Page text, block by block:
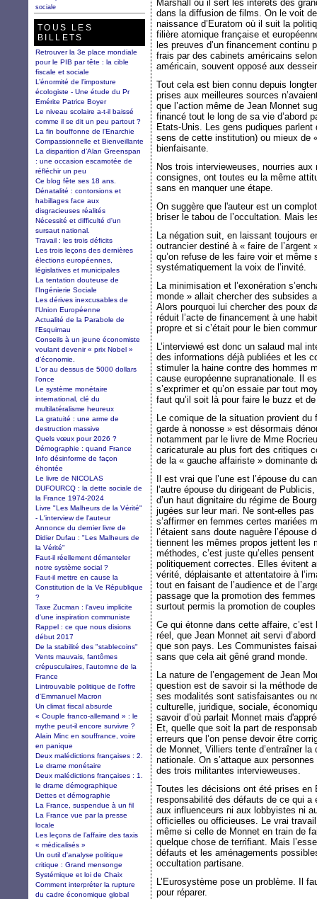
Marshall où il sert les intérêts des
dans la diffusion de films. On le voit
naissance d’Euratom où il suit la
filière atomique française et
les preuves d’un financement continu
frais par des cabinets américains
américain, souvent opposé aux
Tout cela est bien connu depuis
prises aux meilleures sources
que l’action même de Jean Monnet
financé tout le long de sa vie d’abord
Etats-Unis. Les gens pudiques
sens de cette institution) ou mieux de
bienfaisante.
Nos trois intervieweuses, nourries
consignes, ont toutes eu la même
sans en manquer une étape.
On suggère que l'auteur est un
briser le tabou de l’occultation. Mais
La négation suit, en laissant toujours
outrancier destiné à « faire de
qu’on refuse de les faire voir et
systématiquement la voix de l’invité.
La minimisation et l’exonération
monde » allait chercher des subsides
Alors pourquoi lui chercher des poux
réduit l’acte de financement à une
propre et si c’était pour le bien
L’interviewé est donc un salaud mal
des informations déjà publiées et les
stimuler la haine contre des hommes
cause européenne supranationale. Il
s’exprimer et qu’on essaie par tout
faut qu’il soit là pour faire le buzz et
Le comique de la situation provient
garde à nonosse » est désormais
notamment par le livre de Mme
caricaturale au plus fort des critiques
de la « gauche affairiste » dominante
Il est vrai que l’une est l’épouse du
l’autre épouse du dirigeant de
d’un haut dignitaire du régime de
jugées sur leur mari. Ne sont-elles
s’affirmer en femmes certes mariées
l’étaient sans doute naguère
tiennent les mêmes propos jettent les
méthodes, c’est juste qu’elles
politiquement correctes. Elles évitent
vérité, déplaisante et attentatoire à
tout en faisant de l’audience et de
passage que la promotion des
surtout permis la promotion de
Ce qui étonne dans cette affaire,
réel, que Jean Monnet ait servi
que son pays. Les Communistes
sans que cela ait gêné grand monde.
La nature de l’engagement de Jean
question est de savoir si la méthode
ses modalités sont satisfaisantes ou
culturelle, juridique, sociale,
savoir d’où parlait Monnet mais
Et, quelle que soit la part de
erreurs que l’on pense devoir être
de Monnet, Villiers tente d’entraîner la
nationale. On s’attaque aux
des trois militantes intervieweuses.
Toutes les décisions ont été prises en
responsabilité des défauts de ce qui
aux influenceurs ni aux lobbyistes ni
officielles ou officieuses. Le vrai
même si celle de Monnet en train de
quelque chose de terrifiant. Mais
défauts et les aménagements
occultation partisane.
L’Eurosystème pose un problème. Il
pour réparer.
sociale
TOUS LES
BILLETS
Retrouver la 3e place mondiale
pour le PIB par tête : la cible
fiscale et sociale
L’énormité de l’imposture
écologiste - Une étude du Pr
Emérite Patrice Boyer
Le niveau scolaire a-t-il baissé
comme il se dit un peu partout ?
La fin bouffonne de l’Enarchie
Compassionnelle et Bienveillante
La disparition d’Alan Greenspan
: une occasion escamotée de
réfléchir un peu
Ce blog fête ses 18 ans.
Dénatalité : contorsions et
habillages face aux
disgracieuses réalités
Nécessité et difficulté d'un
sursaut national.
Travail : les trois déficits
Les trois leçons des dernières
élections européennes,
législatives et municipales
La tentation douteuse de
l’Ingénierie Sociale
Les dérives inexcusables de
l'Union Européenne
Actualité de la Parabole de
l'Esquimau
Conseils à un jeune économiste
voulant devenir « prix Nobel »
d’économie.
L'or au dessus de 5000 dollars
l'once
Le système monétaire
international, clé du
multilatéralisme heureux
La gratuité : une arme de
destruction massive
Quels vœux pour 2026 ?
Démographie : quand France
Info désinforme de façon
éhontée
Le livre de NICOLAS
DUFOURCQ : la dette sociale de
la France 1974-2024
Livre "Les Malheurs de la Vérité"
- L'interview de l'auteur
Annonce du dernier livre de
Didier Dufau : "Les Malheurs de
la Vérité"
Faut-il réellement démanteler
notre système social ?
Faut-il mettre en cause la
Constitution de la Ve République
?
Taxe Zucman : l'aveu implicite
d'une inspiration communiste
Rappel : ce que nous disions
début 2017
De la stabilité des "stablecoins"
Vents mauvais, fantômes
crépusculaires, l’automne de la
France
Lintrouvable politique de l'offre
d'Emmanuel Macron
Un climat fiscal absurde
« Couple franco-allemand » : le
mythe peut-il encore survivre ?
Alain Minc en souffrance, voire
en panique
Deux malédictions françaises : 2.
Le drame monétaire
Deux malédictions françaises : 1.
le drame démographique
Dettes et démographie
La France, suspendue à un fil
La France vue par la presse
locale
Les leçons de l’affaire des taxis
« médicalisés »
Un outil d'analyse politique
critique : Grand mensonge
Systémique et loi de Chaix
Comment interpréter la rupture
du cadre économique global